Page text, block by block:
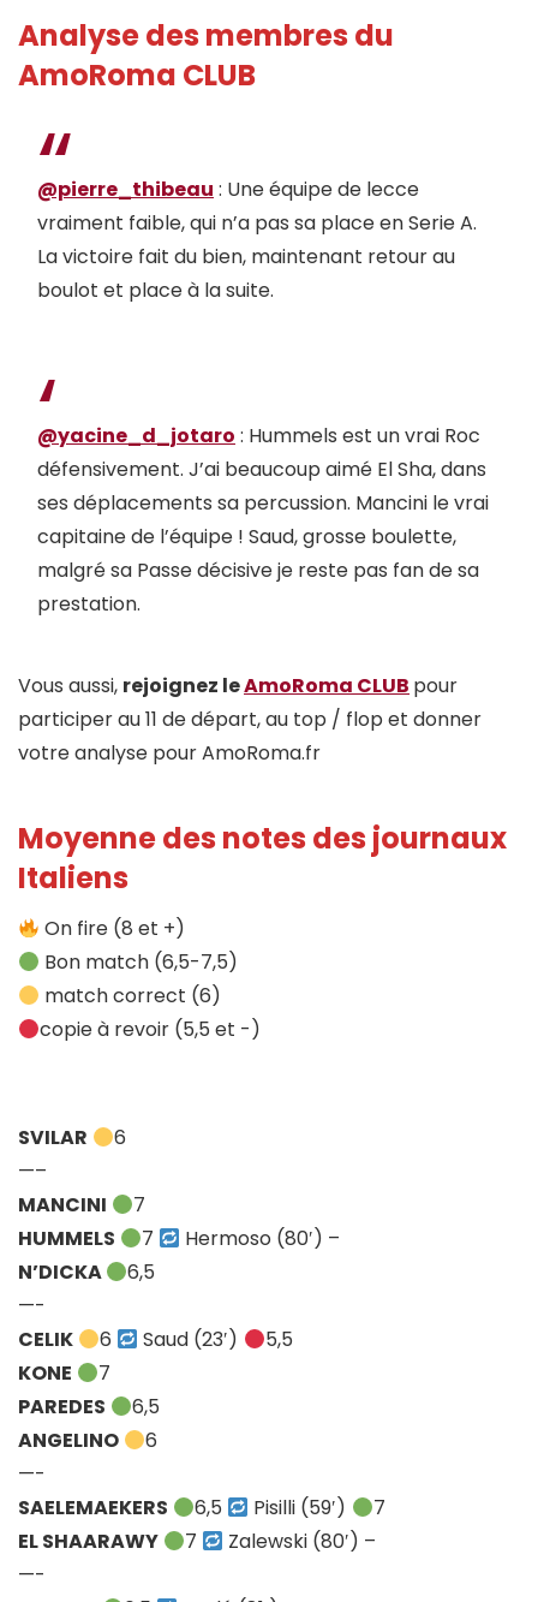
Analyse des membres du
AmoRoma CLUB
@pierre_thibeau : Une équipe de lecce
vraiment faible, qui n’a pas sa place en Serie A.
La victoire fait du bien, maintenant retour au
boulot et place à la suite.
@yacine_d_jotaro : Hummels est un vrai Roc
défensivement. J’ai beaucoup aimé El Sha, dans
ses déplacements sa percussion. Mancini le vrai
capitaine de l’équipe ! Saud, grosse boulette,
malgré sa Passe décisive je reste pas fan de sa
prestation.
Vous aussi, rejoignez leAmoRoma CLUB pour
participer au 11 de départ, au top / flop et donner
votre analyse pour AmoRoma.fr
Moyenne des notes des journaux
Italiens
On fire (8 et +)
Bon match (6,5-7,5)
match correct (6)
copie à revoir (5,5 et -)
SVILAR
6
—–
MANCINI
7
HUMMELS
7
Hermoso (80′) –
N’DICKA
6,5
—-
CELIK
6 Saud (23′)
5,5
KONE
7
PAREDES
6,5
ANGELINO
6
—-
SAELEMAEKERS
6,5 Pisilli (59′)
7
EL SHAARAWY
7
Zalewski (80′) –
—-